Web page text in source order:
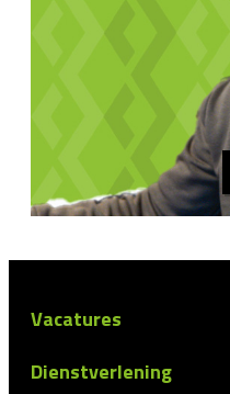
Vacatures
Dienstverlening